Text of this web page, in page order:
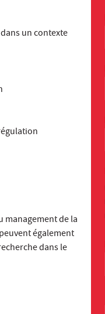
un contexte
management de la
également
dans le